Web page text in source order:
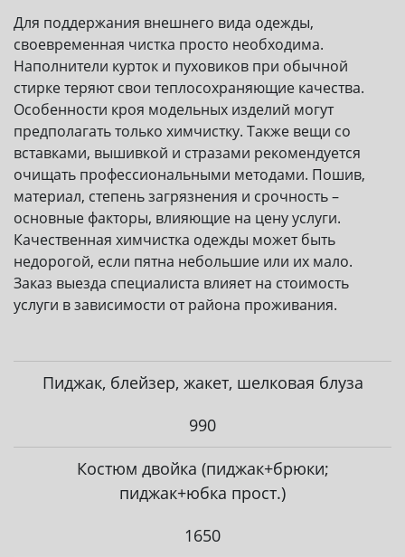
Для поддержания внешнего вида одежды,
своевременная чистка просто необходима.
Наполнители курток и пуховиков при обычной
стирке теряют свои теплосохраняющие качества.
Особенности кроя модельных изделий могут
предполагать только химчистку. Также вещи со
вставками, вышивкой и стразами рекомендуется
очищать профессиональными методами. Пошив,
материал, степень загрязнения и срочность –
основные факторы, влияющие на цену услуги.
Качественная химчистка одежды может быть
недорогой, если пятна небольшие или их мало.
Заказ выезда специалиста влияет на стоимость
услуги в зависимости от района проживания.
Пиджак, блейзер, жакет, шелковая блуза
990
Костюм двойка (пиджак+брюки;
пиджак+юбка прост.)
1650